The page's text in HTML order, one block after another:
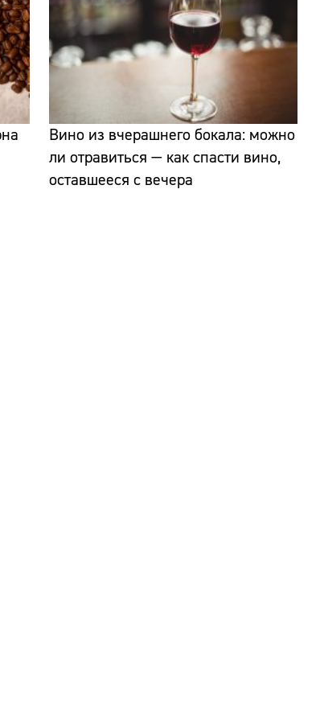
Вино из вчерашнего бокала: можно
ли отравиться — как спасти вино,
оставшееся с вечера